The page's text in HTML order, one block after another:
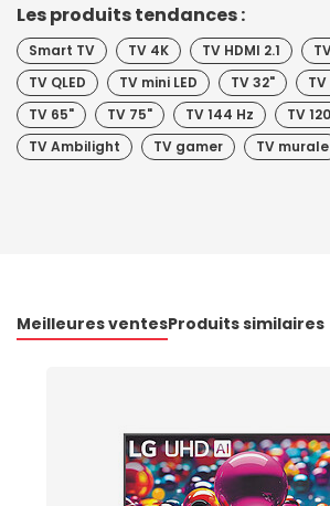
Les produits tendances :
Smart TV TV 4K TV HDMI 2.1
TV QLED
TV mini LED TV 32"
TV 65"
TV 75" TV 144 Hz
TV
TV Ambilight
TV gamer TV murale
Meilleures ventesProduits similaires